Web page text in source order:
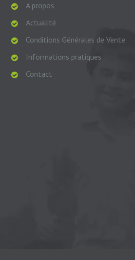
A propos
Actualité
Conditions Générales de Vente
Informations pratiques
Contact